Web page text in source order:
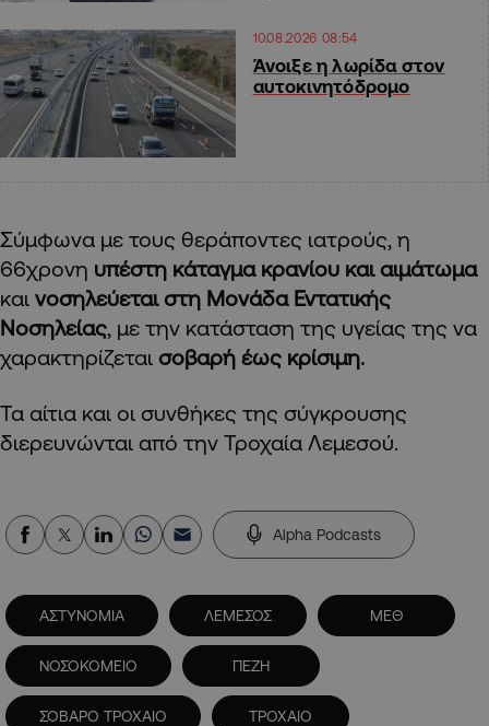
10.08.2026 08:54
Άνοιξε η λωρίδα στον
αυτοκινητόδρομο
Σύμφωνα με τους θεράποντες ιατρούς, η
66χρονη υπέστη κάταγμα κρανίου και αιμάτωμα
και νοσηλεύεται στη Μονάδα Εντατικής
Νοσηλείας, με την κατάσταση της υγείας της να
χαρακτηρίζεται σοβαρή έως κρίσιμη.
Τα αίτια και οι συνθήκες της σύγκρουσης
διερευνώνται από την Τροχαία Λεμεσού.
Alpha Podcasts
ΑΣΤΥΝΟΜΙΑ ΛΕΜΕΣΟΣ ΜΕΘ
ΝΟΣΟΚΟΜΕΙΟ ΠΕΖΗ
ΣΟΒΑΡΟ ΤΡΟΧΑΙΟ ΤΡΟΧΑΙΟ